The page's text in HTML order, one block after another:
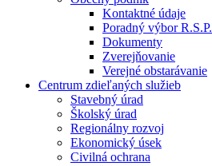
Kontaktné údaje
Poradný výbor R.S.P.
Dokumenty
Zverejňovanie
Verejné obstarávanie
Centrum zdieľaných služieb
Stavebný úrad
Školský úrad
Regionálny rozvoj
Ekonomický úsek
Civilná ochrana